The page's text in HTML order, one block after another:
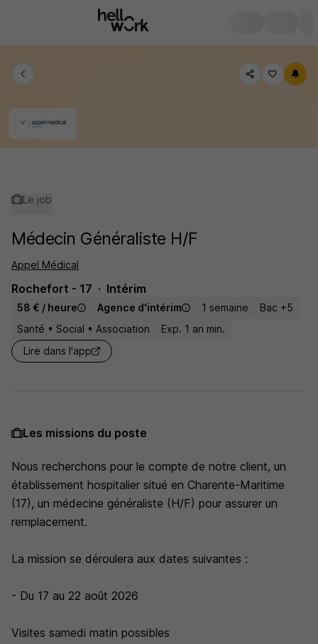
Le job
Médecin Généraliste H/F
Appel Médical
Rochefort - 17 Intérim
58 € / heure Agence d'intérim 1 semaine
Bac +5
Santé • Social • Association
Exp. 1 an min.
Lire dans l'app
Les missions du poste
Nous recherchons pour le compte de notre client, un
établissement hospitalier situé en Charente-Maritime
(17), un médecine généraliste (H/F) pour assurer un
remplacement.
La mission se déroulera aux dates suivantes :
- Du 17 au 22 août 2026
Visites samedi matin possibles